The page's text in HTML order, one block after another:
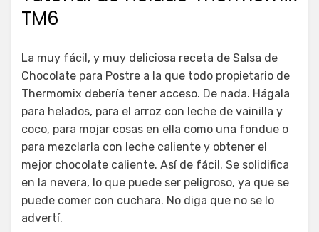
TM6
La muy fácil, y muy deliciosa receta de Salsa de
Chocolate para Postre a la que todo propietario de
Thermomix debería tener acceso. De nada. Hágala
para helados, para el arroz con leche de vainilla y
coco, para mojar cosas en ella como una fondue o
para mezclarla con leche caliente y obtener el
mejor chocolate caliente. Así de fácil. Se solidifica
en la nevera, lo que puede ser peligroso, ya que se
puede comer con cuchara. No diga que no se lo
advertí.